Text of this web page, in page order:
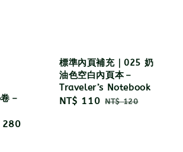
－
280
標準內頁補充｜025 奶
油色空白內頁本－
Traveler’s Notebook
Sale
NT$ 110 Regular
NT$ 120